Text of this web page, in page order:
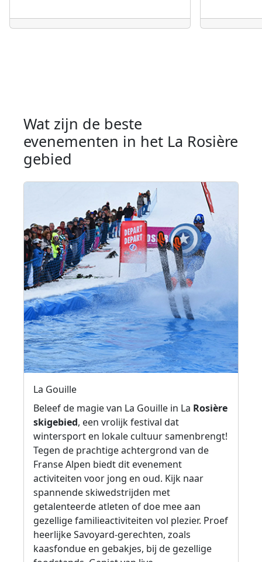
Wat zijn de beste
evenementen in het La Rosière
gebied
La Gouille
Beleef de magie van La Gouille in La Rosière
skigebied, een vrolijk festival dat
wintersport en lokale cultuur samenbrengt!
Tegen de prachtige achtergrond van de
Franse Alpen biedt dit evenement
activiteiten voor jong en oud. Kijk naar
spannende skiwedstrijden met
getalenteerde atleten of doe mee aan
gezellige familieactiviteiten vol plezier. Proef
heerlijke Savoyard-gerechten, zoals
kaasfondue en gebakjes, bij de gezellige